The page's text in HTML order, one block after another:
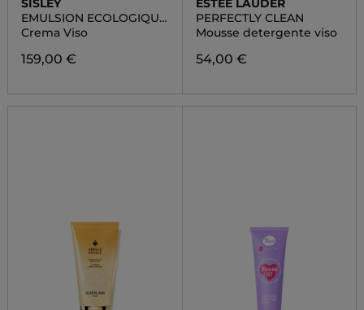
SISLEY
EMULSION ECOLOGIQUE
FORMULE AVANCÉE
Crema Viso
159,00 €
ESTÉE LAUDER
PERFECTLY CLEAN
Mousse detergente viso
54,00 €